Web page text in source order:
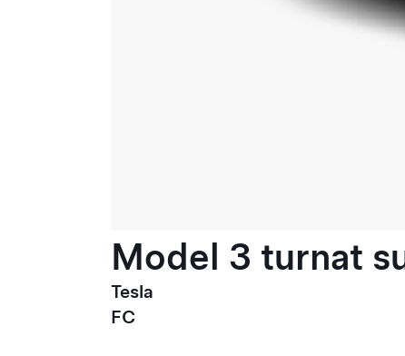
Model 3 turnat
Tesla
FC